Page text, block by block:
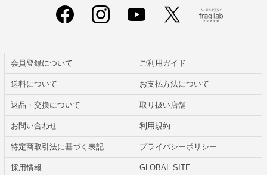
会員登録について ご利用ガイド
送料について お支払方法について
返品・交換について 取り扱い店舗
お問い合わせ 利用規約
特定商取引法に基づく表記 プライバシーポリシー
採用情報 GLOBAL SITE